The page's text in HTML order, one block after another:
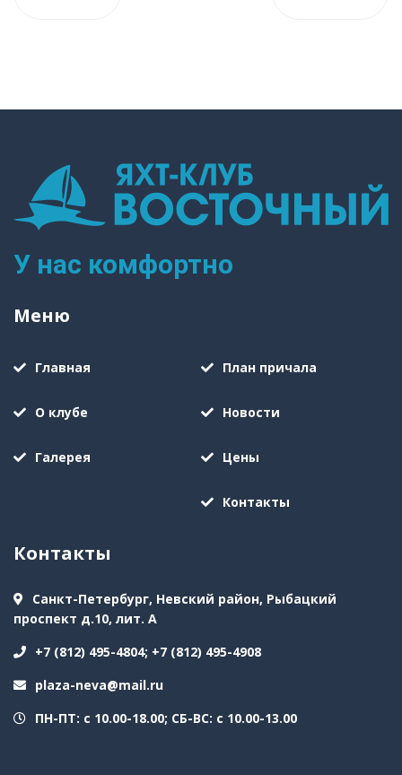
У нас комфортно
Меню
Главная
О клубе
Галерея
План причала
Новости
Цены
Контакты
Контакты
Санкт-Петербург, Невский район, Рыбацкий
проспект д.10, лит. А
+7 (812) 495-4804; +7 (812) 495-4908
plaza-neva@mail.ru
ПН-ПТ: с 10.00-18.00; СБ-ВС: с 10.00-13.00